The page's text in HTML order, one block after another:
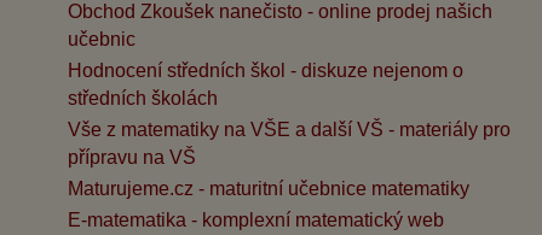
Obchod Zkoušek nanečisto - online prodej našich
učebnic
Hodnocení středních škol - diskuze nejenom o
středních školách
Vše z matematiky na VŠE a další VŠ - materiály pro
přípravu na VŠ
Maturujeme.cz - maturitní učebnice matematiky
E-matematika - komplexní matematický web